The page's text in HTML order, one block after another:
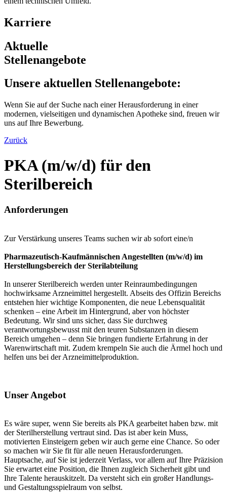
Karriere
Aktuelle
Stellenangebote
Unsere aktuellen Stellenangebote:
Wenn Sie auf der Suche nach einer Herausforderung in einer
modernen, vielseitigen und dynamischen Apotheke sind, freuen wir
uns auf Ihre Bewerbung.
Zurück
PKA (m/w/d) für den
Sterilbereich
Anforderungen
Zur Verstärkung unseres Teams suchen wir ab sofort eine/n
Pharmazeutisch-Kaufmännischen Angestellten (m/w/d) im
Herstellungsbereich der Sterilabteilung
In unserer Sterilbereich werden unter Reinraumbedingungen
hochwirksame Arzneimittel hergestellt. Abseits des Offizin Bereichs
entstehen hier wichtige Komponenten, die neue Lebensqualität
schenken – eine Arbeit im Hintergrund, aber von höchster
Bedeutung. Wir sind uns sicher, dass Sie durchweg
verantwortungsbewusst mit den teuren Substanzen in diesem
Bereich umgehen – denn Sie bringen fundierte Erfahrung in der
Warenwirtschaft mit. Zudem krempeln Sie auch die Ärmel hoch und
helfen uns bei der Arzneimittelproduktion.
Unser Angebot
Es wäre super, wenn Sie bereits als PKA gearbeitet haben bzw. mit
der Sterilherstellung vertraut sind. Das ist aber kein Muss,
motivierten Einsteigern geben wir auch gerne eine Chance. So oder
so machen wir Sie fit für alle neuen Herausforderungen.
Hauptsache, auf Sie ist jederzeit Verlass, vor allem auf Ihre Präzision
Sie erwartet eine Position, die Ihnen zugleich Sicherheit gibt und
Ihre Talente herauskitzelt. Da versteht sich ein großer Handlungs-
und Gestaltungsspielraum von selbst.